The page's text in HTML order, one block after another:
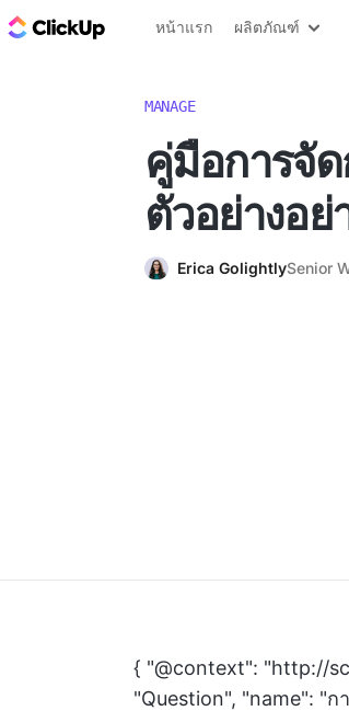
บล็อก ClickUp
หน้าแรก ผลิตภัณฑ์
MANAGE
คู่มือการจั
ตัวอย่างอย่
Erica GolightlySenior
{ "@context": "http://
"Question", "name": "ก